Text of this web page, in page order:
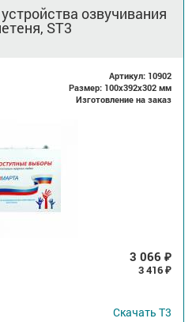
озвучивания
ST3
Артикул: 10902
Размер: 100x392x302 мм
Изготовление на заказ
3 066 ₽
3 416 ₽
Скачать Т3